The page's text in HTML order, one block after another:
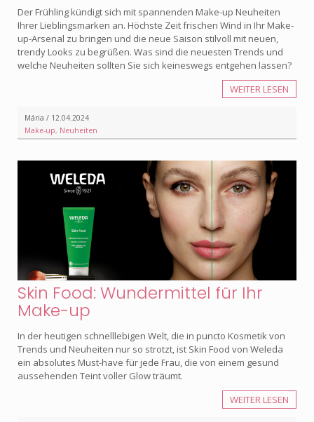
Der Frühling kündigt sich mit spannenden Make-up Neuheiten
Ihrer Lieblingsmarken an. Höchste Zeit frischen Wind in Ihr Make-
up-Arsenal zu bringen und die neue Saison stilvoll mit neuen,
trendy Looks zu begrüßen. Was sind die neuesten Trends und
welche Neuheiten sollten Sie sich keineswegs entgehen lassen?
WEITER LESEN
Mária / 12.04.2024
Make-up, Neuheiten
Skin Food: Wundermittel für Ihr
Make-up
In der heutigen schnelllebigen Welt, die in puncto Kosmetik von
Trends und Neuheiten nur so strotzt, ist Skin Food von Weleda
ein absolutes Must-have für jede Frau, die von einem gesund
aussehenden Teint voller Glow träumt.
WEITER LESEN